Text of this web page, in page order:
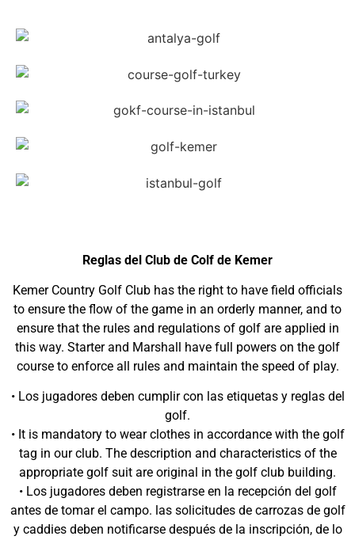
Reglas del Club de Colf de Kemer
Kemer Country Golf Club has the right to have field officials
to ensure the flow of the game in an orderly manner, and to
ensure that the rules and regulations of golf are applied in
this way. Starter and Marshall have full powers on the golf
course to enforce all rules and maintain the speed of play.
• Los jugadores deben cumplir con las etiquetas y reglas del
golf.
• It is mandatory to wear clothes in accordance with the golf
tag in our club. The description and characteristics of the
appropriate golf suit are original in the golf club building.
• Los jugadores deben registrarse en la recepción del golf
antes de tomar el campo. las solicitudes de carrozas de golf
y caddies deben notificarse después de la inscripción, de lo